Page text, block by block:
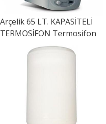
Arçelik65 LT. KAPASİTELİ
TERMOSİFON Termosifon